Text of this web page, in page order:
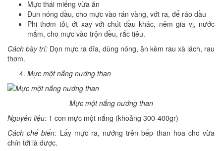
Mực thái miếng vừa ăn
Đun nóng dầu, cho mực vào rán vàng, vớt ra, để ráo dầu
Phi thơm tỏi, ớt xay với chút dầu khác, nêm gia vị, nước
mắm, cho mực vào trộn đều, rắc tiêu.
Cách bày trí: Dọn mực ra đĩa, dùng nóng, ăn kèm rau xà lách, rau
thơm.
Mực một nắng nướng than
Mực một nắng nướng than
Nguyên liệu: 1 con mực một nắng (khoảng 300-400gr)
Cách chế biến: Lấy mực ra, nướng trên bếp than hoa cho vừa
chín tới là được.